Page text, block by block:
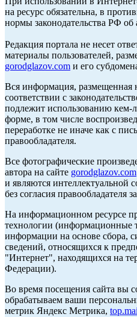
на ресурс обязательна, в
нормы законодательства РФ
Редакция портала не несет
материалы пользователей,
gorodglazov.com и его
Вся информация, размещенная
соответствии с
подлежит использованию кем-
форме, в том числе
переработке не иначе как с
правообладателя.
Все фотографические
автора на сайте gorodglazov.com
и являются интеллектуальной
без согласия правообладателя
На информационном ресурсе
технологии (информационные
информации на основе сбора,
сведений, относящихся к
"Интернет", находящихся на
Федерации).
Во время посещения сайта вы
обрабатываем ваши
метрик Яндекс Метрика,